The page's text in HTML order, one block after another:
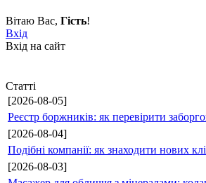
Вітаю Вас, Гість!
Вхід
Вхід на сайт
Статті
[2026-08-05]
Реєстр боржників: як перевірити
[2026-08-04]
Подібні компанії: як знаходити нових
[2026-08-03]